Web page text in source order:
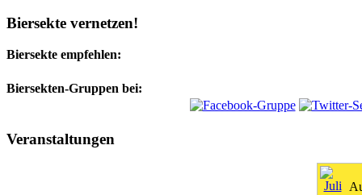
Biersekte vernetzen!
Biersekte empfehlen:
Biersekten-Gruppen bei:
Veranstaltungen